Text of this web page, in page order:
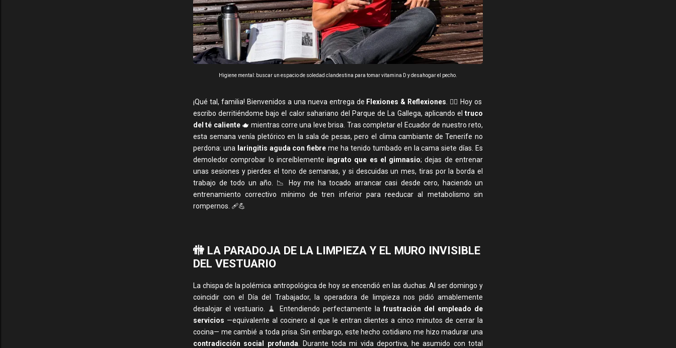
Higiene mental: buscar un espacio de soledad clandestina para tomar vitamina D y desahogar el pecho.
¡Qué tal, familia! Bienvenidos a una nueva entrega de Flexiones & Reflexiones . 🧘‍♂️ Hoy os
escribo derritiéndome bajo el calor sahariano del Parque de La Gallega, aplicando el truco
del té caliente🫖 mientras corre una leve brisa. Tras completar el Ecuador de nuestro reto,
esta semana venía pletórico en la sala de pesas, pero el clima cambiante de Tenerife no
perdona: una laringitis aguda con fiebre me ha tenido tumbado en la cama siete días. Es
demoledor comprobar lo increíblemente ingrato que es el gimnasio; dejas de entrenar
unas sesiones y pierdes el tono de semanas, y si descuidas un mes, tiras por la borda el
trabajo de todo un año. 📉 Hoy me ha tocado arrancar casi desde cero, haciendo un
entrenamiento correctivo mínimo de tren inferior para reeducar al metabolismo sin
rompernos. 🩹💪
🚻 LA PARADOJA DE LA LIMPIEZA Y EL MURO INVISIBLE
DEL VESTUARIO
La chispa de la polémica antropológica de hoy se encendió en las duchas. Al ser domingo y
coincidir con el Día del Trabajador, la operadora de limpieza nos pidió amablemente
desalojar el vestuario. 🧹 Entendiendo perfectamente lafrustración del empleado de
servicios —equivalente al cocinero al que le entran clientes a cinco minutos de cerrar la
cocina— me cambié a toda prisa. Sin embargo, este hecho cotidiano me hizo madurar una
contradicción social profunda . Durante toda mi vida deportiva, he asumido con total